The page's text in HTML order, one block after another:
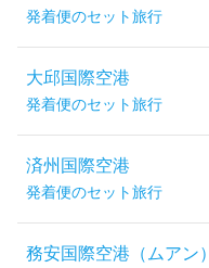
発着便のセット旅行
大邱国際空港
発着便のセット旅行
済州国際空港
発着便のセット旅行
務安国際空港（ムアン）